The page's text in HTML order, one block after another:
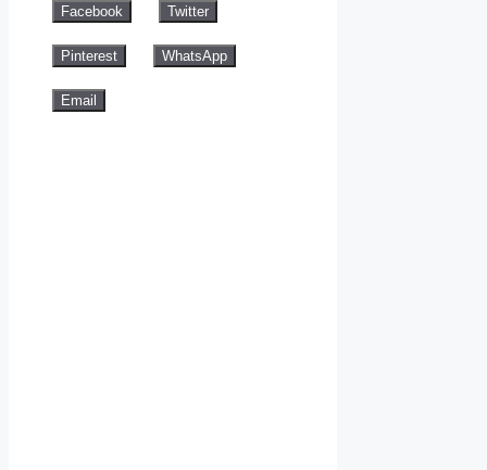
Facebook Twitter
Pinterest WhatsApp
Email